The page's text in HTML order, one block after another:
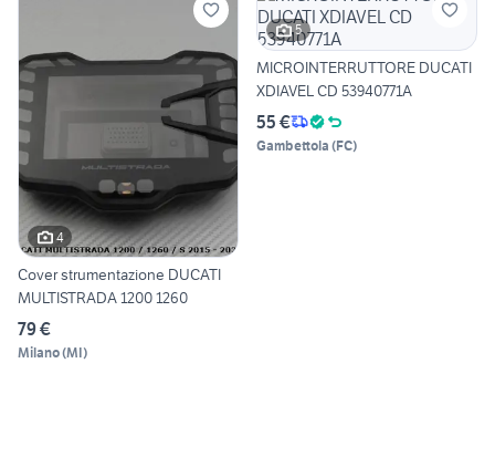
4
Cover strumentazione DUCATI
MULTISTRADA 1200 1260
79 €
Milano(MI)
5
MICROINTERRUTTORE DUCATI
XDIAVEL CD 53940771A
55 €
Gambettola (FC)